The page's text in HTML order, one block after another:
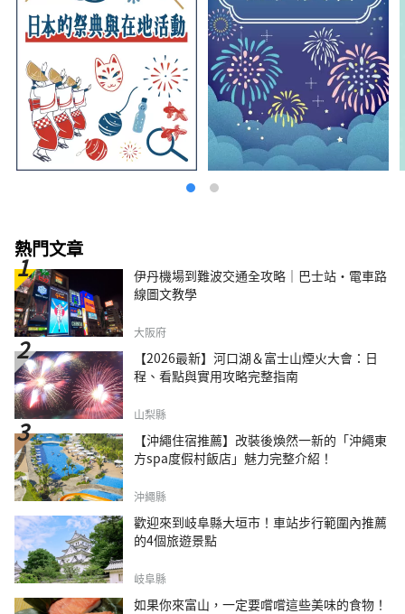
熱門文章
伊丹機場到難波交通全攻略｜巴士站・電車路
線圖文教學
大阪府
【2026最新】河口湖＆富士山煙火大會：日
程、看點與實用攻略完整指南
山梨縣
【沖繩住宿推薦】改裝後煥然一新的「沖繩東
方spa度假村飯店」魅力完整介紹！
沖繩縣
歡迎來到岐阜縣大垣市！車站步行範圍內推薦
的4個旅遊景點
岐阜縣
如果你來富山，一定要嚐嚐這些美味的食物！